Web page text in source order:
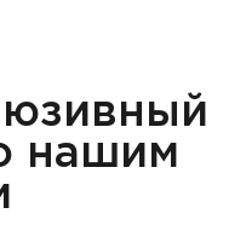
нашим